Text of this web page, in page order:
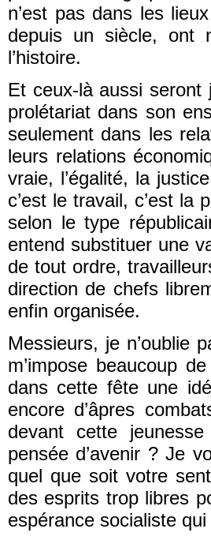
n’est pas dans les
depuis un siècle, ont
l’histoire.
Et ceux-là aussi
prolétariat dans son
seulement dans les
leurs relations
vraie, l’égalité, la
c’est le travail, c’est la
selon le type
entend substituer une
de tout ordre,
direction de chefs
enfin organisée.
Messieurs, je n’oublie
m’impose beaucoup
dans cette fête une
encore d’âpres
devant cette
pensée d’avenir ? Je
quel que soit votre
des esprits trop libres
espérance socialiste